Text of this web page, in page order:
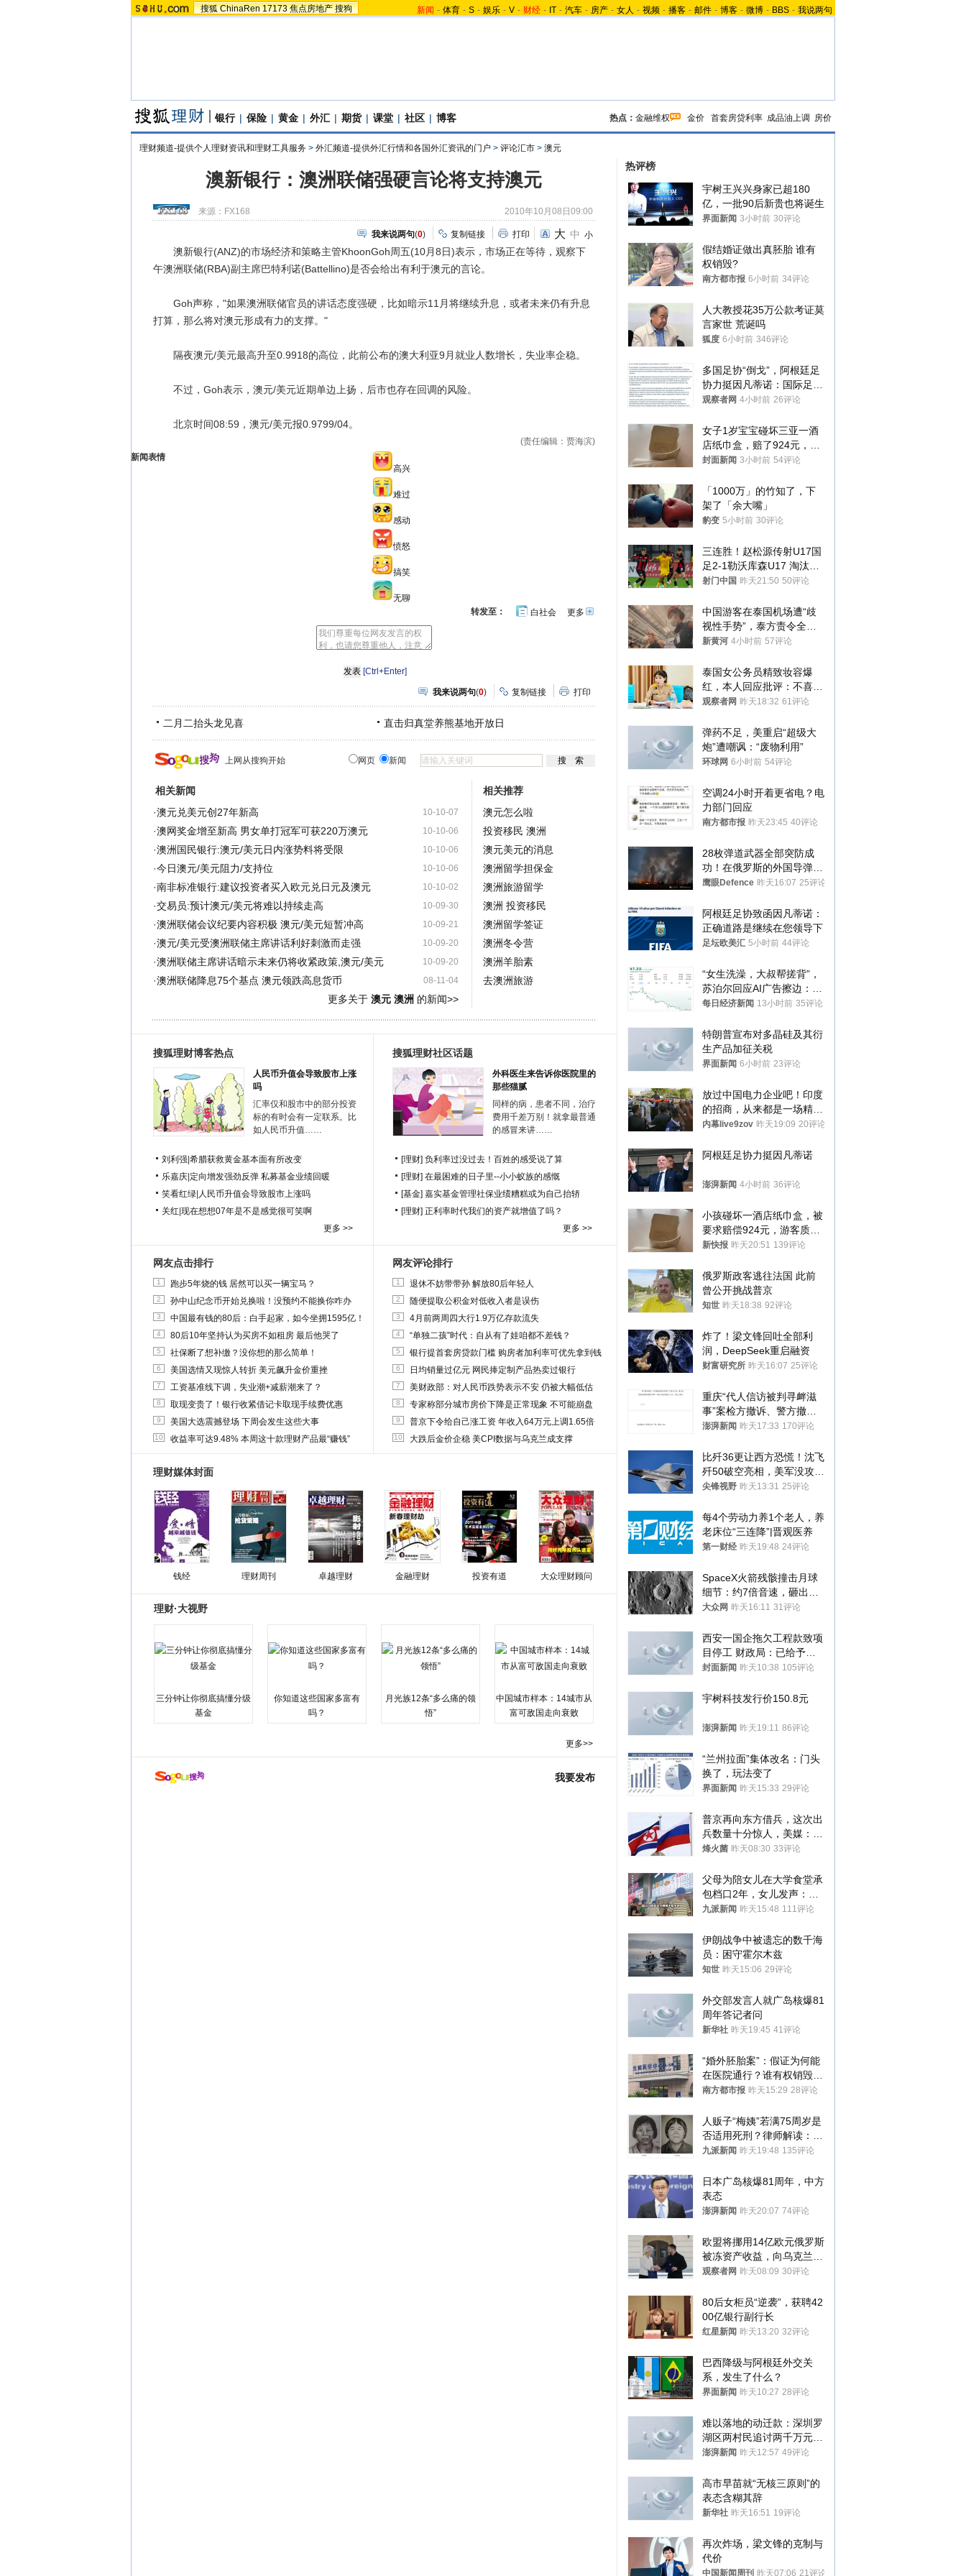
搜狐 ChinaRen 17173 焦点房地产 搜狗 新闻 - 体育 - S - 娱乐 - V - 财经 - IT - 汽车 - 房产 - 女人 - 视频 - 播客 - 邮件 - 博客 - 微博 - BBS - 我说两句
银行 | 保险 | 黄金 | 外汇 | 期货 | 课堂 | 社区 | 博客 热点： 金融维权 金价 首套房贷利率 成品油上调 房价
理财频道-提供个人理财资讯和理财工具服务 > 外汇频道-提供外汇行情和各国外汇资讯的门户 > 评论汇市 > 澳元
澳新银行：澳洲联储强硬言论将支持澳元
来源： FX168 2010年10月08日09:00
我来说两句(0) 复制链接 打印 大 中 小
澳新银行(ANZ)的市场经济和策略主管KhoonGoh周五(10月8日)表示，市场正在等待，观察下
午澳洲联储(RBA)副主席巴特利诺(Battellino)是否会给出有利于澳元的言论。
Goh声称，"如果澳洲联储官员的讲话态度强硬，比如暗示11月将继续升息，或者未来仍有升息
打算，那么将对澳元形成有力的支撑。"
隔夜澳元/美元最高升至0.9918的高位，此前公布的澳大利亚9月就业人数增长，失业率企稳。
不过，Goh表示，澳元/美元近期单边上扬，后市也存在回调的风险。
北京时间08:59，澳元/美元报0.9799/04。
(责任编辑：贾海滨)
新闻表情
高兴
难过
感动
愤怒
搞笑
无聊
更多开
转发至： 白社会
[Ctrl+Enter]
我来说两句(0) 复制链接 打印
二月二抬头龙见喜 直击归真堂养熊基地开放日
上网从搜狗开始 网页 新闻
相关新闻
10-10-07
·澳元兑美元创27年新高
10-10-06
·澳网奖金增至新高 男女单打冠军可获220万澳元
10-10-06
·澳洲国民银行:澳元/美元日内涨势料将受限
10-10-06
·今日澳元/美元阻力/支持位
10-10-02
·南非标准银行:建议投资者买入欧元兑日元及澳元
10-09-30
·交易员:预计澳元/美元将难以持续走高
10-09-21
·澳洲联储会议纪要内容积极 澳元/美元短暂冲高
10-09-20
·澳元/美元受澳洲联储主席讲话利好刺激而走强
10-09-20
·澳洲联储主席讲话暗示未来仍将收紧政策,澳元/美元
08-11-04
·澳洲联储降息75个基点 澳元领跌高息货币
更多关于 澳元 澳洲 的新闻>>
相关推荐
澳元怎么啦
投资移民 澳洲
澳元美元的消息
澳洲留学担保金
澳洲旅游留学
澳洲 投资移民
澳洲留学签证
澳洲冬令营
澳洲羊胎素
去澳洲旅游
搜狐理财博客热点
人民币升值会导致股市上涨
吗
汇率仅和股市中的部分投资
标的有时会有一定联系。比
如人民币升值……
刘利强 希腊获救黄金基本面有所改变
乐嘉庆 定向增发强劲反弹 私募基金业绩回暖
笑看红绿 人民币升值会导致股市上涨吗
关红 现在想想07年是不是感觉很可笑啊
更多 >>
搜狐理财社区话题
外科医生来告诉你医院里的
那些猫腻
同样的病，患者不同，治疗
费用千差万别！就拿最普通
的感冒来讲……
[理财] 负利率过没过去！百姓的感受说了算
[理财] 在最困难的日子里--小小蚁族的感慨
[基金] 嘉实基金管理社保业绩糟糕或为自己抬轿
[理财] 正利率时代我们的资产就增值了吗？
更多 >>
网友点击排行
1 跑步5年烧的钱 居然可以买一辆宝马？
2 孙中山纪念币开始兑换啦！没预约不能换你咋办
3 中国最有钱的80后：白手起家，如今坐拥1595亿！
4 80后10年坚持认为买房不如租房 最后他哭了
5 社保断了想补缴？没你想的那么简单！
6 美国选情又现惊人转折 美元飙升金价重挫
7 工资基准线下调，失业潮+减薪潮来了？
8 取现变贵了！银行收紧借记卡取现手续费优惠
9 美国大选震撼登场 下周会发生这些大事
10 收益率可达9.48% 本周这十款理财产品最“赚钱”
网友评论排行
1 退休不妨带带孙 解放80后年轻人
2 随便提取公积金对低收入者是误伤
3 4月前两周四大行1.9万亿存款流失
4 “单独二孩”时代：自从有了娃咱都不差钱？
5 银行提首套房贷款门槛 购房者加利率可优先拿到钱
6 日均销量过亿元 网民捧定制产品热卖过银行
7 美财政部：对人民币跌势表示不安 仍被大幅低估
8 专家称部分城市房价下降是正常现象 不可能崩盘
9 普京下令给自己涨工资 年收入64万元上调1.65倍
10 大跌后金价企稳 美CPI数据与乌克兰成支撑
理财媒体封面
钱经 理财周刊 卓越理财 金融理财 投资有道 大众理财顾问
理财·大视野
三分钟让你彻底搞懂分级
基金
你知道这些国家多富有
吗？
月光族12条“多么痛的领
悟”
中国城市样本：14城市从
富可敌国走向衰败
更多>>
我要发布
热评榜
宇树王兴兴身家已超180
亿，一批90后新贵也将诞生
界面新闻 3小时前 30评论
假结婚证做出真胚胎 谁有
权销毁?
南方都市报 6小时前 34评论
人大教授花35万公款考证莫
言家世 荒诞吗
狐度 6小时前 346评论
多国足协“倒戈”，阿根廷足
协力挺因凡蒂诺：国际足联
今后应继续在其领导下前行
观察者网 4小时前 26评论
女子1岁宝宝碰坏三亚一酒
店纸巾盒，赔了924元，发
帖吐槽后酒店退还一半的
封面新闻 3小时前 54评论
「1000万」的竹知了，下
架了「余大嘴」
豹变 5小时前 30评论
三连胜！赵松源传射U17国
足2-1勒沃库森U17 淘汰赛
将战河床
射门中国 昨天21:50 50评论
中国游客在泰国机场遭“歧
视性手势”，泰方责令全面
调查，对责任人采取最严厉
新黄河 4小时前 57评论
泰国女公务员精致妆容爆
红，本人回应批评：不喜欢
就别看
观察者网 昨天18:32 61评论
弹药不足，美重启“超级大
炮”遭嘲讽：“废物利用”
环球网 6小时前 54评论
空调24小时开着更省电？电
力部门回应
南方都市报 昨天23:45 40评论
28枚弹道武器全部突防成
功！在俄罗斯的外国导弹发
射车都是合法打击目标
鹰眼Defence 昨天16:07 25评论
阿根廷足协致函因凡蒂诺：
正确道路是继续在您领导下
足坛欧美汇 5小时前 44评论
“女生洗澡，大叔帮搓背”，
苏泊尔回应AI广告擦边：视
频全下架，已强化内容管理
每日经济新闻 13小时前 35评论
特朗普宣布对多晶硅及其衍
生产品加征关税
界面新闻 6小时前 23评论
放过中国电力企业吧！印度
的招商，从来都是一场精准
收割
内幕live9zov 昨天19:09 20评论
阿根廷足协力挺因凡蒂诺
澎湃新闻 4小时前 36评论
小孩碰坏一酒店纸巾盒，被
要求赔偿924元，游客质疑
酒店房客物品超高标价，市
新快报 昨天20:51 139评论
俄罗斯政客逃往法国 此前
曾公开挑战普京
知世 昨天18:38 92评论
炸了！梁文锋回吐全部利
润，DeepSeek重启融资
财富研究所 昨天16:07 25评论
重庆“代人信访被判寻衅滋
事”案检方撤诉、警方撤
案，两被告人获国赔
澎湃新闻 昨天17:33 170评论
比歼36更让西方恐慌！沈飞
歼50破空亮相，美军没攻克
的技术被拿下
尖锋视野 昨天13:31 25评论
每4个劳动力养1个老人，养
老床位“三连降”|晋观医养
第一财经 昨天19:48 24评论
SpaceX火箭残骸撞击月球
细节：约7倍音速，砸出直
径约30米撞击坑
大众网 昨天16:11 31评论
西安一国企拖欠工程款致项
目停工 财政局：已给予处
分，正督促整改
封面新闻 昨天10:38 105评论
宇树科技发行价150.8元
澎湃新闻 昨天19:11 86评论
“兰州拉面”集体改名：门头
换了，玩法变了
界面新闻 昨天15:33 29评论
普京再向东方借兵，这次出
兵数量十分惊人，美媒：俄
朝要动真格？
烽火菌 昨天08:30 33评论
父母为陪女儿在大学食堂承
包档口2年，女儿发声：初
衷是为了陪伴，毕业后将不
九派新闻 昨天15:48 111评论
伊朗战争中被遗忘的数千海
员：困守霍尔木兹
知世 昨天15:06 29评论
外交部发言人就广岛核爆81
周年答记者问
新华社 昨天19:45 41评论
“婚外胚胎案”：假证为何能
在医院通行？谁有权销毁胚
胎？
南方都市报 昨天15:29 28评论
人贩子“梅姨”若满75周岁是
否适用死刑？律师解读：很
大概率不会被判处死刑
九派新闻 昨天19:48 135评论
日本广岛核爆81周年，中方
表态
澎湃新闻 昨天20:07 74评论
欧盟将挪用14亿欧元俄罗斯
被冻资产收益，向乌克兰提
供援助
观察者网 昨天08:09 30评论
80后女柜员“逆袭”，获聘42
00亿银行副行长
红星新闻 昨天13:20 32评论
巴西降级与阿根廷外交关
系，发生了什么？
界面新闻 昨天10:27 28评论
难以落地的动迁款：深圳罗
湖区两村民追讨两千万元动
迁款八年未果
澎湃新闻 昨天12:57 49评论
高市早苗就“无核三原则”的
表态含糊其辞
新华社 昨天16:51 19评论
再次炸场，梁文锋的克制与
代价
中国新闻周刊 昨天07:06 21评论